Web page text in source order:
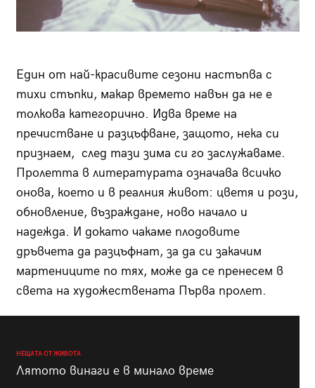
Един от най-красивите сезони настъпва с
тихи стъпки, макар времето навън да не е
толкова категорично. Идва време на
пречистване и разцъфване, защото, нека си
признаем, след тази зима си го заслужаваме.
Пролетта в литературата означава всичко
онова, което и в реалния живот: цветя и рози,
обновление, възраждане, ново начало и
надежда. И докато чакаме плодовите
дръвчета да разцъфнат, за да си закачим
мартениците по тях, може да се пренесем в
света на художествената Първа пролет.
НЕЩАТА ОТ ЖИВОТА
Лятото винаги е в минало време